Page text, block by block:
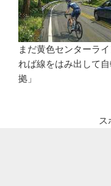
まだ黄色センターラ
れば線をはみ出して
拠」
ス